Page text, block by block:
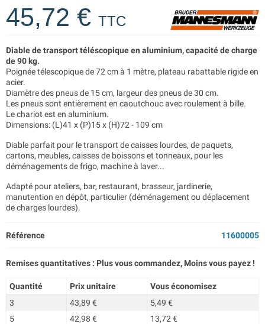
45,72 € TTC
Diable de transport téléscopique en aluminium, capacité de charge
de 90 kg.
Poignée télescopique de 72 cm à 1 mètre, plateau rabattable rigide en
acier.
Diamètre des pneus de 15 cm, largeur des pneus de 30 cm.
Les pneus sont entièrement en caoutchouc avec roulement à bille.
Le chariot est en aluminium.
Dimensions: (L)41 x (P)15 x (H)72 - 109 cm
Diable parfait pour le transport de caisses lourdes, de paquets,
cartons, meubles, caisses de boissons et tonneaux, pour les
déménagements de frigo, machine à laver...
Adapté pour ateliers, bar, restaurant, brasseur, jardinerie,
manutention en dépôt, particulier (déménagement ou déplacement
de charges lourdes).
Référence 11600005
Remises quantitatives : Plus vous commandez, Moins vous payez !
Quantité Prix unitaire
Vous économisez
3
43,89 €
5,49 €
5
42,98 €
13,72 €